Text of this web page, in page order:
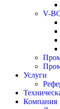
V-
Услуги
Компания